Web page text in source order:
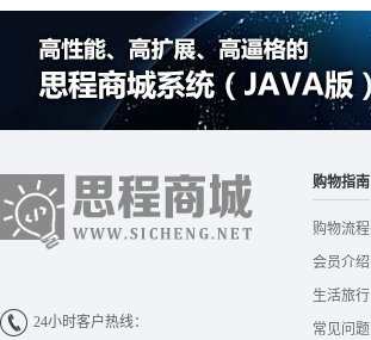
24小时客户热线：
购物指南
购物流程
会员介绍
生活旅行
常见问题